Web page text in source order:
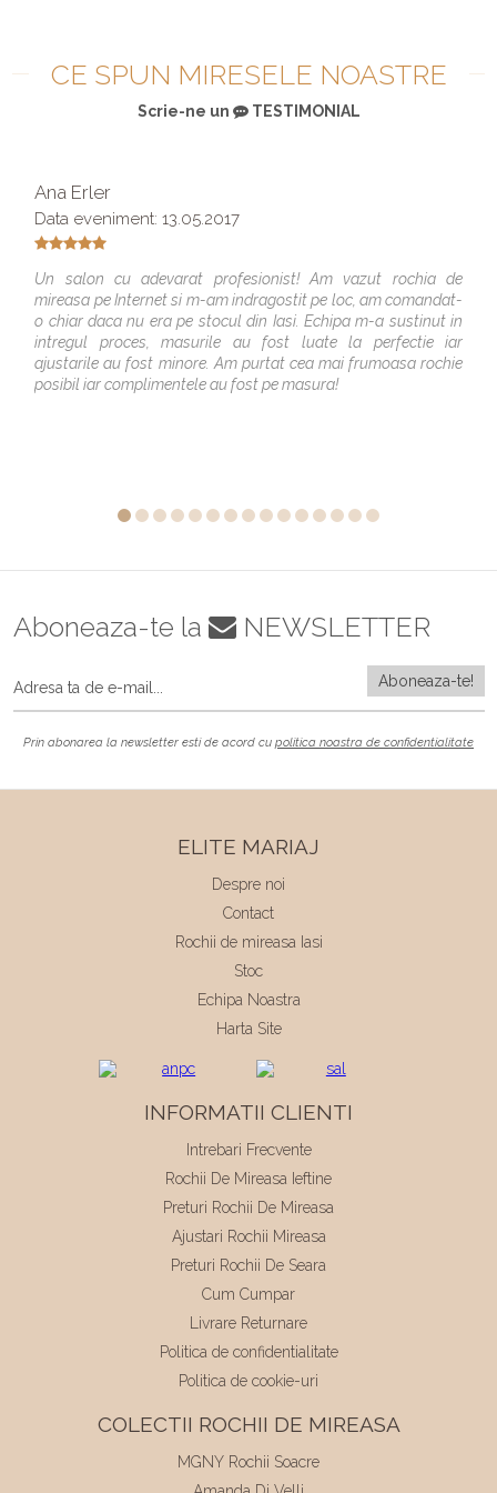
CE SPUN MIRESELE NOASTRE
Scrie-ne un TESTIMONIAL
Ana Erler
Data eveniment: 13.05.2017
Un salon cu adevarat profesionist! Am vazut rochia de
mireasa pe Internet si m-am indragostit pe loc, am comandat-
o chiar daca nu era pe stocul din Iasi. Echipa m-a sustinut in
intregul proces, masurile au fost luate la perfectie iar
ajustarile au fost minore. Am purtat cea mai frumoasa rochie
posibil iar complimentele au fost pe masura!
Aboneaza-te la NEWSLETTER
Prin abonarea la newsletter esti de acord cu politica noastra de confidentialitate
ELITE MARIAJ
Despre noi
Contact
Rochii de mireasa Iasi
Stoc
Echipa Noastra
Harta Site
INFORMATII CLIENTI
Intrebari Frecvente
Rochii De Mireasa Ieftine
Preturi Rochii De Mireasa
Ajustari Rochii Mireasa
Preturi Rochii De Seara
Cum Cumpar
Livrare Returnare
Politica de confidentialitate
Politica de cookie-uri
COLECTII ROCHII DE MIREASA
MGNY Rochii Soacre